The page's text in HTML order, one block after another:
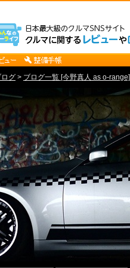
ログ > ブログ一覧 [今野真人 as o-range]